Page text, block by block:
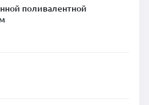
поливалентной